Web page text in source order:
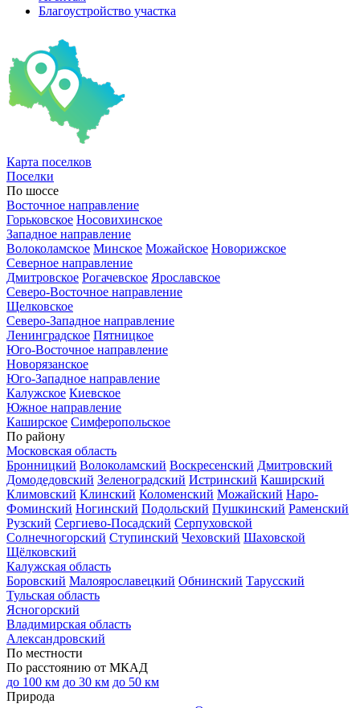
Благоустройство участка
Карта поселков
Поселки
По шоссе
Восточное направление
Горьковское Носовихинское
Западное направление
Волоколамское Минское Можайское Новорижское
Северное направление
Дмитровское Рогачевское Ярославское
Северо-Восточное направление
Щелковское
Северо-Западное направление
Ленинградское Пятницкое
Юго-Восточное направление
Новорязанское
Юго-Западное направление
Калужское Киевское
Южное направление
Каширское Симферопольское
По району
Московская область
Бронницкий Волоколамский Воскресенский Дмитровский
Домодедовский Зеленоградский Истринский Каширский
Климовский Клинский Коломенский Можайский Наро-
Фоминский Ногинский Подольский Пушкинский Раменский
Рузский Сергиево-Посадский Серпуховской
Солнечногорский Ступинский Чеховский Шаховской
Щёлковский
Калужская область
Боровский Малоярославецкий Обнинский Тарусский
Тульская область
Ясногорский
Владимирская область
Александровский
По местности
По расстоянию от МКАД
до 100 км до 30 км до 50 км
Природа